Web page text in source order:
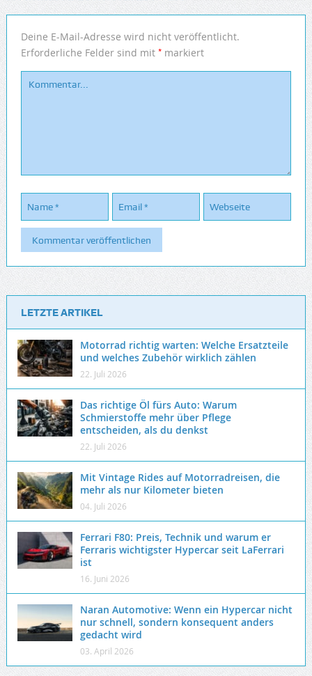
Deine E-Mail-Adresse wird nicht veröffentlicht.
Erforderliche Felder sind mit *markiert
LETZTE ARTIKEL
Motorrad richtig warten: Welche Ersatzteile
und welches Zubehör wirklich zählen
22. Juli 2026
Das richtige Öl fürs Auto: Warum
Schmierstoffe mehr über Pflege
entscheiden, als du denkst
22. Juli 2026
Mit Vintage Rides auf Motorradreisen, die
mehr als nur Kilometer bieten
04. Juli 2026
Ferrari F80: Preis, Technik und warum er
Ferraris wichtigster Hypercar seit LaFerrari
ist
16. Juni 2026
Naran Automotive: Wenn ein Hypercar nicht
nur schnell, sondern konsequent anders
gedacht wird
03. April 2026